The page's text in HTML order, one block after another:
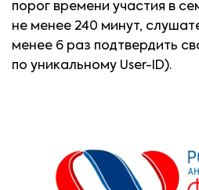
порог времени участия в
не менее 240 минут,
менее 6 раз подтвердить
по уникальному User-ID).